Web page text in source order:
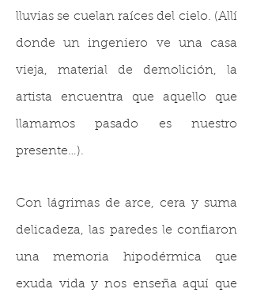
lluvias se cuelan raíces del cielo. (Allí
donde un ingeniero ve una casa
vieja, material de demolición, la
artista encuentra que aquello que
llamamos pasado es nuestro
presente…).
Con lágrimas de arce, cera y suma
delicadeza, las paredes le confiaron
una memoria hipodérmica que
exuda vida y nos enseña aquí que